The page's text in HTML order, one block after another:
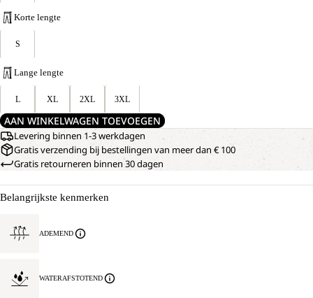
Korte lengte
S
Lange lengte
L XL 2XL 3XL
AAN WINKELWAGEN TOEVOEGEN
Levering binnen 1-3 werkdagen
Gratis verzending bij bestellingen van meer dan € 100
Gratis retourneren binnen 30 dagen
Belangrijkste kenmerken
ADEMEND
WATERAFSTOTEND